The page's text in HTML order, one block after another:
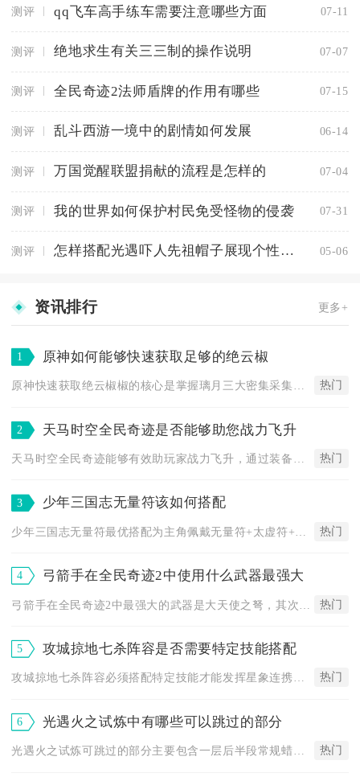
测评 qq飞车高手练车需要注意哪些方面 07-11
测评 绝地求生有关三三制的操作说明 07-07
测评 全民奇迹2法师盾牌的作用有哪些 07-15
测评 乱斗西游一境中的剧情如何发展 06-14
测评 万国觉醒联盟捐献的流程是怎样的 07-04
测评 我的世界如何保护村民免受怪物的侵袭 07-31
测评 怎样搭配光遇吓人先祖帽子展现个性风格 05-06
资讯排行 更多+
1 原神如何能够快速获取足够的绝云椒
原神快速获取绝云椒椒的核心是掌握璃月三大密集采集区、搭配特产... 热门
2 天马时空全民奇迹是否能够助您战力飞升
热门
3 少年三国志无量符该如何搭配
热门
4 弓箭手在全民奇迹2中使用什么武器最强大
热门
5 攻城掠地七杀阵容是否需要特定技能搭配
攻城掠地七杀阵容必须搭配特定技能才能发挥星象连携与燃烧核心的... 热门
6 光遇火之试炼中有哪些可以跳过的部分
热门